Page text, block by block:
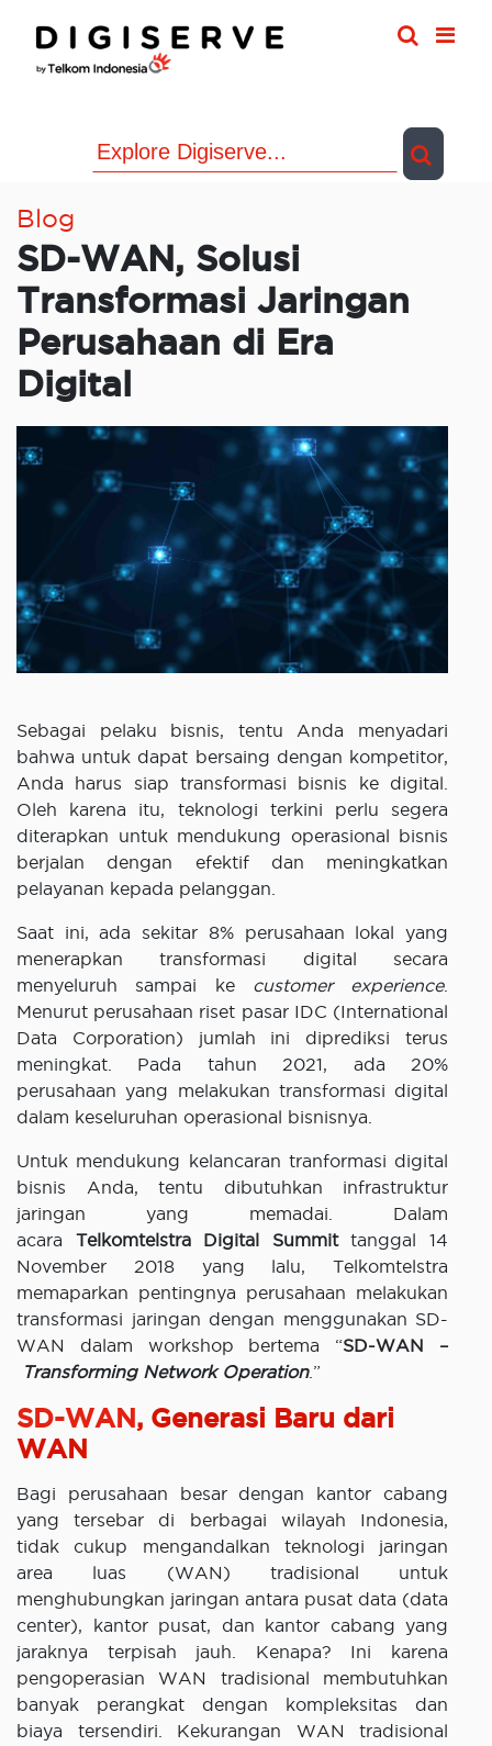
content
Blog
SD-WAN, Solusi
Transformasi Jaringan
Perusahaan di Era
Digital
Sebagai pelaku bisnis, tentu Anda menyadari
bahwa untuk dapat bersaing dengan kompetitor,
Anda harus siap transformasi bisnis ke digital.
Oleh karena itu, teknologi terkini perlu segera
diterapkan untuk mendukung operasional bisnis
berjalan dengan efektif dan meningkatkan
pelayanan kepada pelanggan.
Saat ini, ada sekitar 8% perusahaan lokal yang
menerapkan transformasi digital secara
menyeluruh sampai ke customer experience.
Menurut perusahaan riset pasar IDC (International
Data Corporation) jumlah ini diprediksi terus
meningkat. Pada tahun 2021, ada 20%
perusahaan yang melakukan transformasi digital
dalam keseluruhan operasional bisnisnya.
Untuk mendukung kelancaran tranformasi digital
bisnis Anda, tentu dibutuhkan infrastruktur
jaringan yang memadai. Dalam
acara Telkomtelstra Digital Summittanggal 14
November 2018 yang lalu, Telkomtelstra
memaparkan pentingnya perusahaan melakukan
transformasi jaringan dengan menggunakan SD-
WAN dalam workshop bertema “SD-WAN –
Transforming Network Operation.”
SD-WAN , Generasi Baru dari
WAN
Bagi perusahaan besar dengan kantor cabang
yang tersebar di berbagai wilayah Indonesia,
tidak cukup mengandalkan teknologi jaringan
area luas (WAN) tradisional untuk
menghubungkan jaringan antara pusat data (data
center), kantor pusat, dan kantor cabang yang
jaraknya terpisah jauh. Kenapa? Ini karena
pengoperasian WAN tradisional membutuhkan
banyak perangkat dengan kompleksitas dan
biaya tersendiri. Kekurangan WAN tradisional